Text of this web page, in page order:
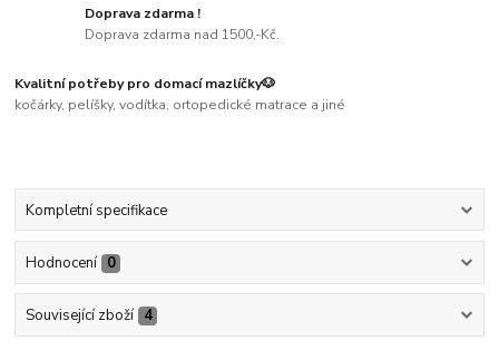
Doprava zdarma !
Doprava zdarma nad 1500,-Kč.
Kvalitní potřeby pro domací mazlíčky🐶
kočárky, pelíšky, vodítka, ortopedické matrace a jiné
Kompletní specifikace
Hodnocení 0
Související zboží 4